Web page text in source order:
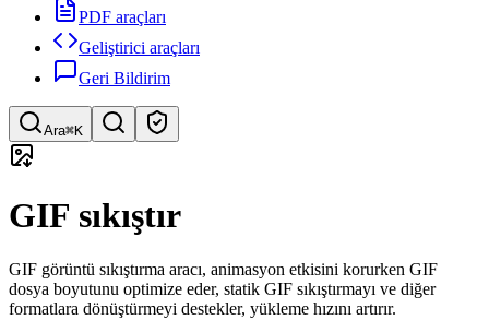
PDF araçları
Geliştirici araçları
Geri Bildirim
Ara⌘K
Araç ara
Hızlı araç arama
GIF sıkıştır
GIF görüntü sıkıştırma aracı, animasyon etkisini korurken GIF
dosya boyutunu optimize eder, statik GIF sıkıştırmayı ve diğer
formatlara dönüştürmeyi destekler, yükleme hızını artırır.